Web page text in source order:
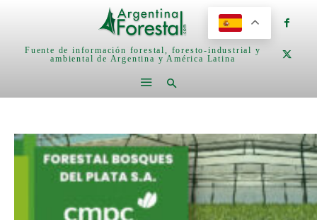
Fuente de información forestal, foresto-industrial y
ambiental de Argentina y América Latina